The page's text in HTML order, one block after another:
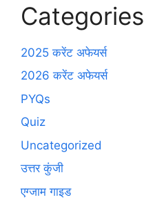
Categories
2025 करेंट अफेयर्स
2026 करेंट अफेयर्स
PYQs
Quiz
Uncategorized
उत्तर कुंजी
एग्जाम गाइड